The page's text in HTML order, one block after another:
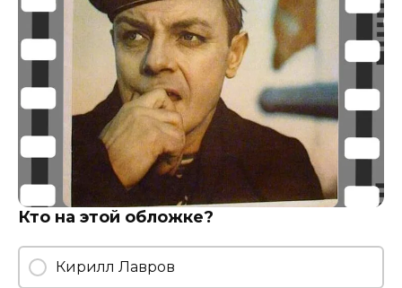
Кто на этой обложке?
Кирилл Лавров